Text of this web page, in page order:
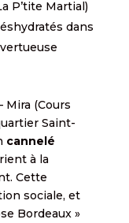
P’tite Martial)
dans
Mira (Cours
Saint-
cannelé
à la
Cette
sociale, et
Bordeaux »